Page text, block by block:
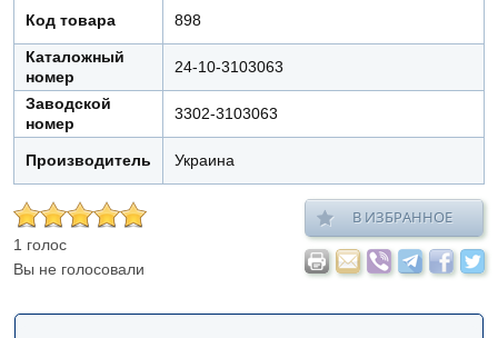
Код товара 898
Каталожный
номер
24-10-3103063
Заводской
номер
3302-3103063
Производитель Украина
1 голос
Вы не голосовали
В ИЗБРАННОЕ